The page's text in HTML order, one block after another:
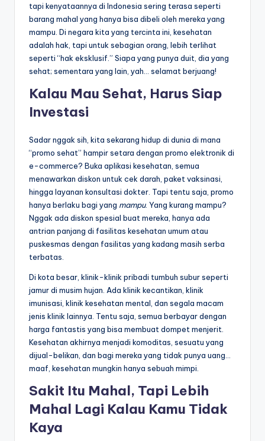
tapi kenyataannya di Indonesia sering terasa seperti
barang mahal yang hanya bisa dibeli oleh mereka yang
mampu. Di negara kita yang tercinta ini, kesehatan
adalah hak, tapi untuk sebagian orang, lebih terlihat
seperti “hak eksklusif.” Siapa yang punya duit, dia yang
sehat; sementara yang lain, yah… selamat berjuang!
Kalau Mau Sehat, Harus Siap
Investasi
Sadar nggak sih, kita sekarang hidup di dunia di mana
“promo sehat” hampir setara dengan promo elektronik di
e-commerce? Buka aplikasi kesehatan, semua
menawarkan diskon untuk cek darah, paket vaksinasi,
hingga layanan konsultasi dokter. Tapi tentu saja, promo
hanya berlaku bagi yang mampu. Yang kurang mampu?
Nggak ada diskon spesial buat mereka, hanya ada
antrian panjang di fasilitas kesehatan umum atau
puskesmas dengan fasilitas yang kadang masih serba
terbatas.
Di kota besar, klinik-klinik pribadi tumbuh subur seperti
jamur di musim hujan. Ada klinik kecantikan, klinik
imunisasi, klinik kesehatan mental, dan segala macam
jenis klinik lainnya. Tentu saja, semua berbayar dengan
harga fantastis yang bisa membuat dompet menjerit.
Kesehatan akhirnya menjadi komoditas, sesuatu yang
dijual-belikan, dan bagi mereka yang tidak punya uang…
maaf, kesehatan mungkin hanya sebuah mimpi.
Sakit Itu Mahal, Tapi Lebih
Mahal Lagi Kalau Kamu Tidak
Kaya